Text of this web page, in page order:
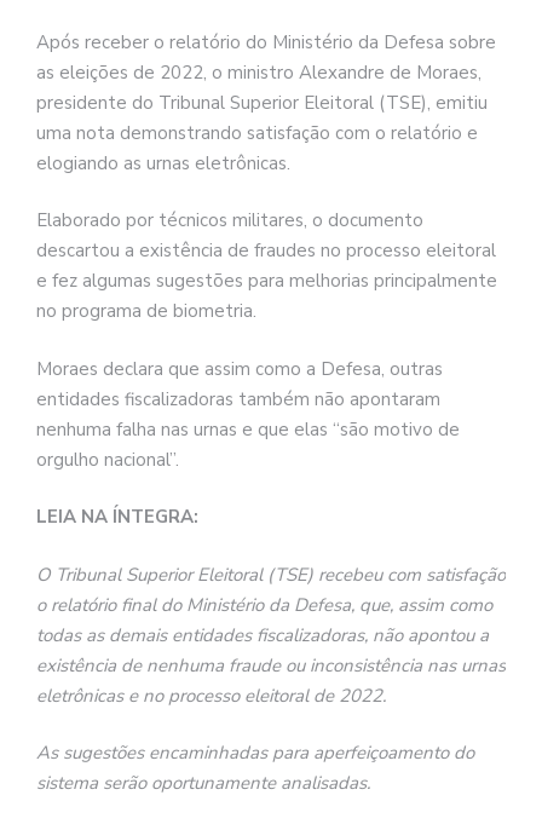
Após receber o relatório do Ministério da Defesa sobre
as eleições de 2022, o ministro Alexandre de Moraes,
presidente do Tribunal Superior Eleitoral (TSE), emitiu
uma nota demonstrando satisfação com o relatório e
elogiando as urnas eletrônicas.
Elaborado por técnicos militares, o documento
descartou a existência de fraudes no processo eleitoral
e fez algumas sugestões para melhorias principalmente
no programa de biometria.
Moraes declara que assim como a Defesa, outras
entidades fiscalizadoras também não apontaram
nenhuma falha nas urnas e que elas “são motivo de
orgulho nacional”.
LEIA NA ÍNTEGRA:
O Tribunal Superior Eleitoral (TSE) recebeu com satisfação
o relatório final do Ministério da Defesa, que, assim como
todas as demais entidades fiscalizadoras, não apontou a
existência de nenhuma fraude ou inconsistência nas urnas
eletrônicas e no processo eleitoral de 2022.
As sugestões encaminhadas para aperfeiçoamento do
sistema serão oportunamente analisadas.